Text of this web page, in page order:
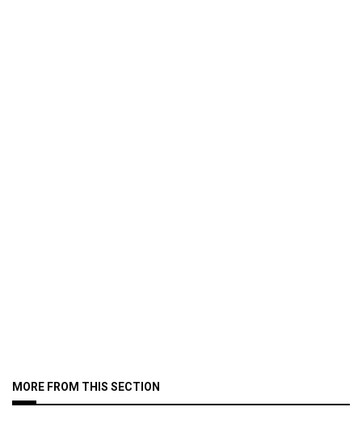
MORE FROM THIS SECTION